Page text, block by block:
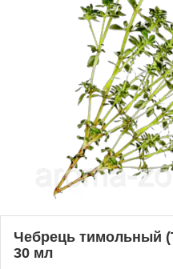
Чебрець тимольный
30 мл